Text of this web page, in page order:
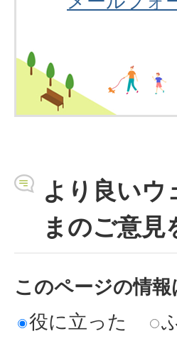
より良いウ
まのご意見
このページの情
役に立った